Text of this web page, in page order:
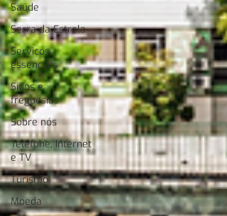
Saúde
Serra da Estrela
Serviços
essenciais
Sítios e
freguesias
Sobre nós
Telefone, Internet
e TV
Turismo
Moeda